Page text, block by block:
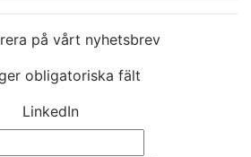
på vårt nyhetsbrev
obligatoriska fält
LinkedIn